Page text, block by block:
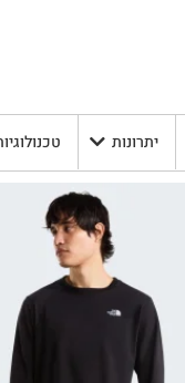
יתרונות